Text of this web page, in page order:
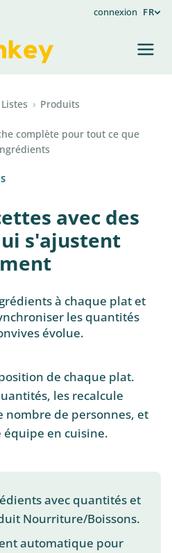
connexion FR
Listes › Produits
complète pour tout ce que
avec des
s'ajustent
à chaque plat et
les quantités
évolue.
de chaque plat.
les recalcule
nombre de personnes, et
en cuisine.
avec quantités et
Nourriture/Boissons.
automatique pour